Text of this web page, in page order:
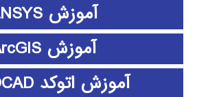
آموزش ANSYS
آموزش ArcGIS
آموزش اتوکد AUTOCAD